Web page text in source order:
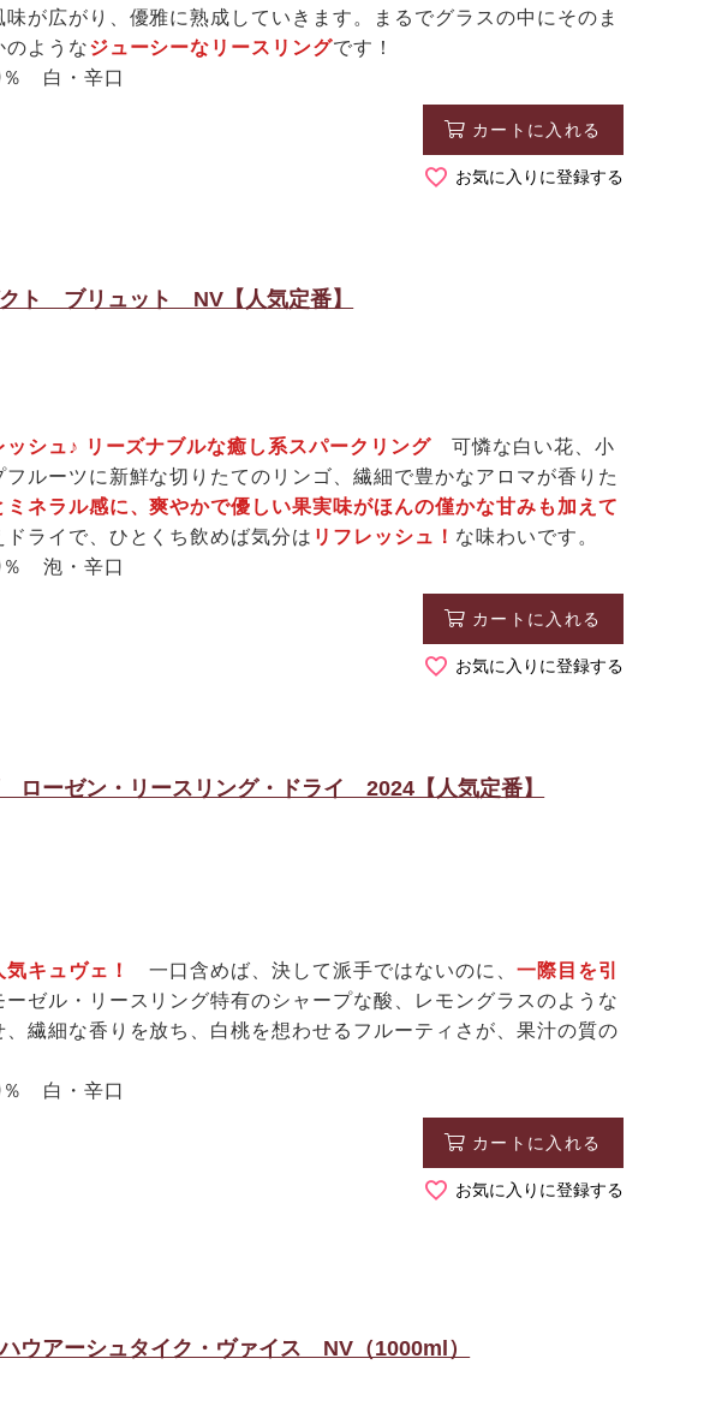
味が広がり、優雅に熟成していきます。まるでグラスの中にそのま
のようなジューシーなリースリングです！
％ 白・辛口
カートに入れる
お気に入りに登録する
ト ブリュット NV【人気定番】
シュ♪ リーズナブルな癒し系スパークリング可憐な白い花、小
ルーツに新鮮な切りたてのリンゴ、繊細で豊かなアロマが香りた
ミネラル感に、爽やかで優しい果実味がほんの僅かな甘みも加えて
ドライで、ひとくち飲めば気分は リフレッシュ！ な味わいです。
％ 泡・辛口
カートに入れる
お気に入りに登録する
ローゼン・リースリング・ドライ 2024【人気定番】
キュヴェ！
一口含めば、決して派手ではないのに、 一際目を引
ーゼル・リースリング特有のシャープな酸、レモングラスのような
繊細な香りを放ち、白桃を想わせるフルーティさが、果汁の質の
％ 白・辛口
カートに入れる
お気に入りに登録する
ウアーシュタイク・ヴァイス NV（1000ml）